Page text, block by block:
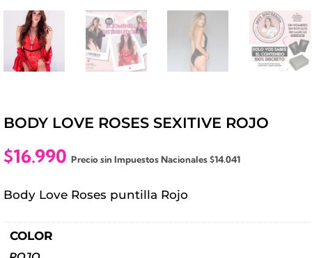
BODY LOVE ROSES SEXITIVE ROJO
$16.990 Precio sin Impuestos Nacionales$14.041
Body Love Roses puntilla Rojo
COLOR